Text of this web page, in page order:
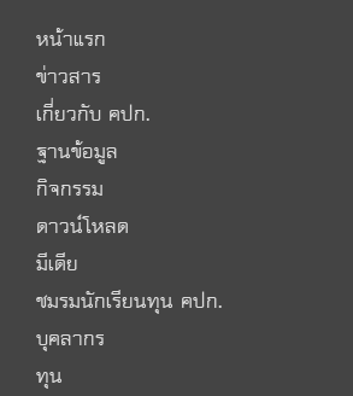
หน้าแรก
ข่าวสาร
เกี่ยวกับ คปก.
ฐานข้อมูล
กิจกรรม
ดาวน์โหลด
มีเดีย
ชมรมนักเรียนทุน คปก.
บุคลากร
ทุน